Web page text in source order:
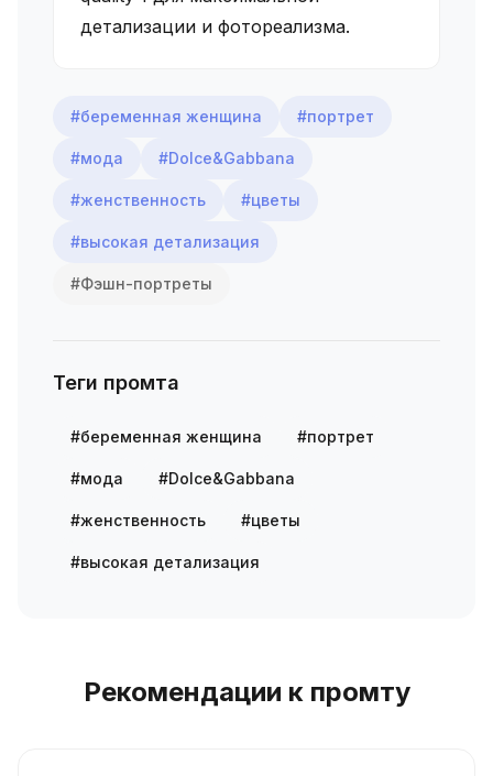
детализации и фотореализма.
#беременная женщина #портрет
#мода #Dolce&Gabbana
#женственность #цветы
#высокая детализация
#Фэшн-портреты
Теги промта
#беременная женщина #портрет
#мода #Dolce&Gabbana
#женственность #цветы
#высокая детализация
Рекомендации к промту